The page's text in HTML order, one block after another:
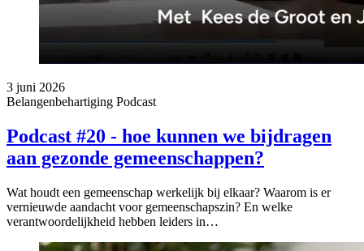
3 juni 2026
Belangenbehartiging Podcast
Podcast #20 - hoe kunnen we bijdragen
aan gezonde gemeenschappen?
Wat houdt een gemeenschap werkelijk bij elkaar? Waarom is er
vernieuwde aandacht voor gemeenschapszin? En welke
verantwoordelijkheid hebben leiders in…